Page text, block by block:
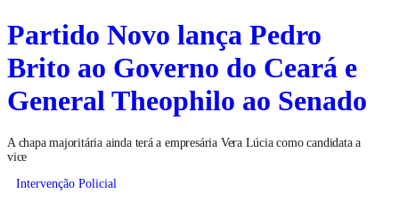
Partido Novo lança Pedro
Brito ao Governo do Ceará e
General Theophilo ao Senado
A chapa majoritária ainda terá a empresária Vera Lúcia como candidata a
vice
Intervenção Policial